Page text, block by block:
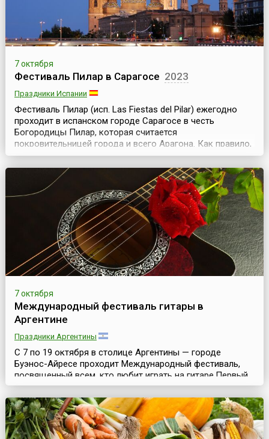
7 октября
Фестиваль Пилар в Сарагосе 2023
Праздники Испании
Фестиваль Пилар (исп. Las Fiestas del Pilar) ежегодно
проходит в испанском городе Сарагосе в честь
Богородицы Пилар, которая считается
покровительницей города и всего Арагона. Как правило,
фестиваль проводится в ту неделю, на которую
выпадает 12 октября (торжества начинаются в
выходные перед этим днем и заканчиваются в
воскресенье после). Накануне фестиваля один из
почетных гостей города зачит...
7 октября
Международный фестиваль гитары в
Аргентине
Праздники Аргентины
С 7 по 19 октября в столице Аргентины — городе
Буэнос-Айресе проходит Международный фестиваль,
посвященный всем, кто любит играть на гитаре.Первый
фестиваль прошел в 1995 году, и с тех пор более 200
тысяч любителей гитары посетили это впечатляющее
событие. Фестиваль стал постепенно одним из самых
престижных событий подобного рода в мире. Сотни
талантливых исполнителей — это в основном жите...